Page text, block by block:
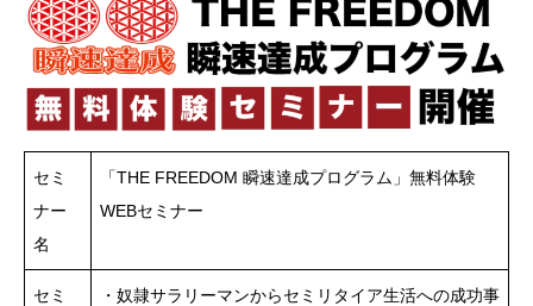
セミ
ナー
名
「THE FREEDOM 瞬速達成プログラム」無料体験
WEBセミナー
セミ
・奴隷サラリーマンからセミリタイア生活への成功事